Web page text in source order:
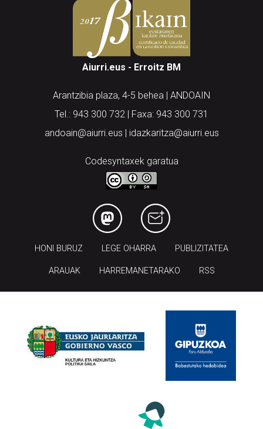
Aiurri.eus - Erroitz BM
Arantzibia plaza, 4-5 behea | ANDOAIN
Tel.: 943 300 732 | Faxa: 943 300 731
andoain@aiurri.eus | idazkaritza@aiurri.eus
Codesyntaxek garatua
HONI BURUZ LEGE OHARRA PUBLIZITATEA
ARAUAK HARREMANETARAKO RSS